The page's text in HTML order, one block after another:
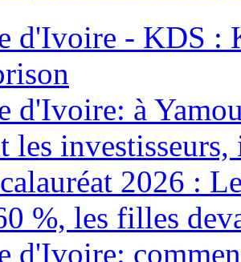
d'Ivoire - KDS :
d'Ivoire: à
les
2026 :
%, les filles
d'Ivoire: